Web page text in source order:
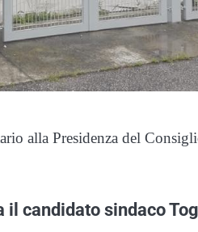
alla Presidenza del
candidato sindaco